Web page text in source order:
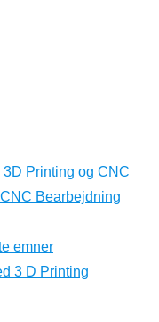
Printing og CNC
Bearbejdning
emner
3 D Printing